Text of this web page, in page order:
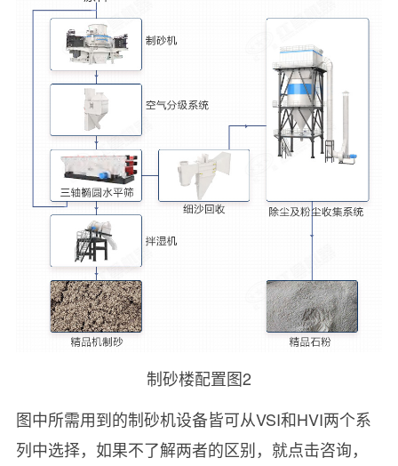
制砂楼配置图2
图中所需用到的制砂机设备皆可从VSI和HVI两个系
列中选择，如果不了解两者的区别，就点击咨询，